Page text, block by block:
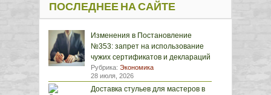
ПОСЛЕДНЕЕ НА САЙТЕ
Изменения в Постановление
№353: запрет на использование
чужих сертификатов и деклараций
Рубрика: Экономика
28 июля, 2026
Доставка стульев для мастеров в